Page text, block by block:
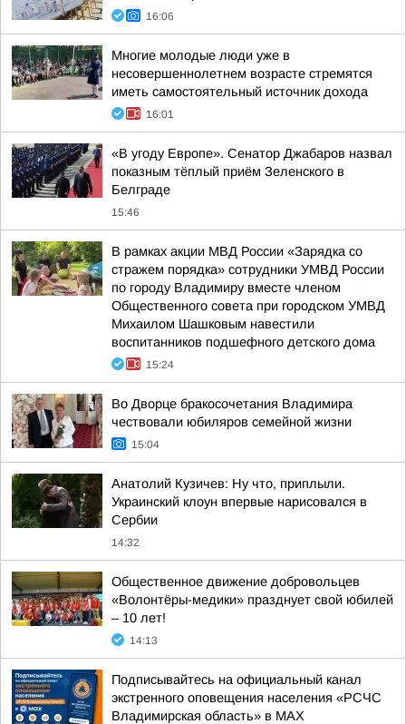
16:06
Многие молодые люди уже в
несовершеннолетнем возрасте стремятся
иметь самостоятельный источник дохода
16:01
«В угоду Европе». Сенатор Джабаров назвал
показным тёплый приём Зеленского в
Белграде
15:46
В рамках акции МВД России «Зарядка со
стражем порядка» сотрудники УМВД России
по городу Владимиру вместе членом
Общественного совета при городском УМВД
Михаилом Шашковым навестили
воспитанников подшефного детского дома
15:24
Во Дворце бракосочетания Владимира
чествовали юбиляров семейной жизни
15:04
Анатолий Кузичев: Ну что, приплыли.
Украинский клоун впервые нарисовался в
Сербии
14:32
Общественное движение добровольцев
«Волонтёры-медики» празднует свой юбилей
– 10 лет!
14:13
Подписывайтесь на официальный канал
экстренного оповещения населения «РСЧС
Владимирская область» в МАХ